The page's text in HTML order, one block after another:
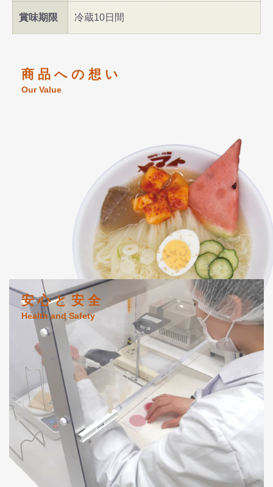
賞味期限 冷蔵10日間
商 品 へ の 想 い
Our Value
安 心 と 安 全
Health and Safety